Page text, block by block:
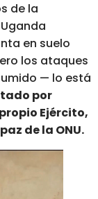
de la
en suelo
los ataques
— lo está
por
Ejército,
de la ONU.